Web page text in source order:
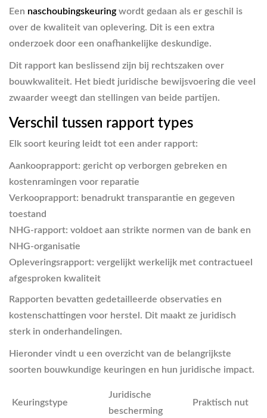
Een naschoubingskeuring wordt gedaan als er geschil is
over de kwaliteit van oplevering. Dit is een extra
onderzoek door een onafhankelijke deskundige.
Dit rapport kan beslissend zijn bij rechtszaken over
bouwkwaliteit. Het biedt juridische bewijsvoering die veel
zwaarder weegt dan stellingen van beide partijen.
Verschil tussen rapport types
Elk soort keuring leidt tot een ander rapport:
Aankooprapport: gericht op verborgen gebreken en
kostenramingen voor reparatie
Verkooprapport: benadrukt transparantie en gegeven
toestand
NHG-rapport: voldoet aan strikte normen van de bank en
NHG-organisatie
Opleveringsrapport: vergelijkt werkelijk met contractueel
afgesproken kwaliteit
Rapporten bevatten gedetailleerde observaties en
kostenschattingen voor herstel. Dit maakt ze juridisch
sterk in onderhandelingen.
Hieronder vindt u een overzicht van de belangrijkste
soorten bouwkundige keuringen en hun juridische impact.
Keuringstype
Juridische
bescherming
Praktisch nut